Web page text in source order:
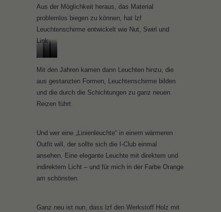
Aus der Möglichkeit heraus, das Material
problemlos biegen zu können, hat lzf
Leuchtenschirme entwickelt wie Nut, Swirl und
Link.
z
f
,
A
t
z
l
:
z
S
b
z
f
,
A
z
f
,
M
o
Mit den Jahren kamen dann Leuchten hinzu, die
aus gestanzten Formen, Leuchtenschirme bilden
und die durch die Schichtungen zu ganz neuen
Reizen führt.
Und wer eine „Linienleuchte“ in einem wärmeren
Outfit will, der sollte sich die I-Club einmal
ansehen. Eine elegante Leuchte mit direktem und
indirektem Licht – und für mich in der Farbe Orange
am schönsten.
Ganz neu ist nun, dass lzf den Werkstoff Holz mit